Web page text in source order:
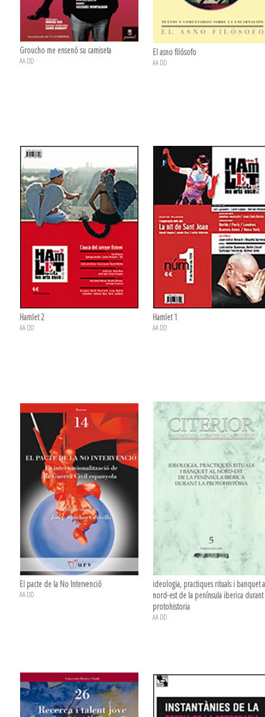
Groucho me ensenó su camiseta
AA DD
El asno filósofo
AA DD
Hamlet 2
AA DD
Hamlet 1
AA DD
El pacte de la No Intervenció
AA DD
ideologia, practiques rituals i banquet
nord-est de la península iberica durant
protohistoria
AA DD